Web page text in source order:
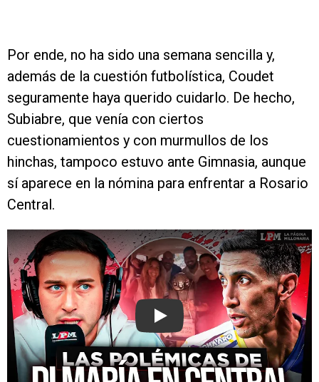
Por ende, no ha sido una semana sencilla y,
además de la cuestión futbolística, Coudet
seguramente haya querido cuidarlo. De hecho,
Subiabre, que venía con ciertos
cuestionamientos y con murmullos de los
hinchas, tampoco estuvo ante Gimnasia, aunque
sí aparece en la nómina para enfrentar a Rosario
Central.
Play